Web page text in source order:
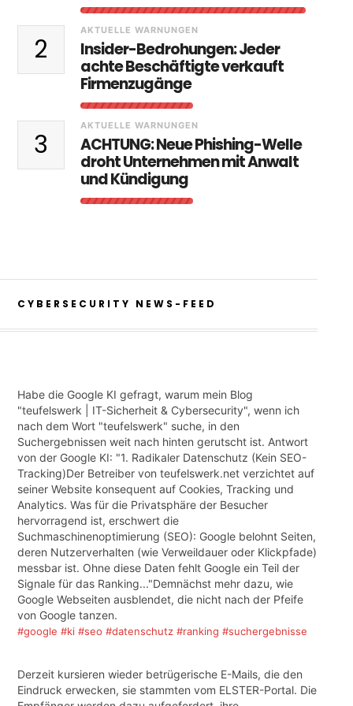
2
AKTUELLE WARNUNGEN
Insider-Bedrohungen: Jeder
achte Beschäftigte verkauft
Firmenzugänge
3
AKTUELLE WARNUNGEN
ACHTUNG: Neue Phishing-Welle
droht Unternehmen mit Anwalt
und Kündigung
CYBERSECURITY NEWS-FEED
Habe die Google KI gefragt, warum mein Blog
"teufelswerk | IT-Sicherheit & Cybersecurity", wenn ich
nach dem Wort "teufelswerk" suche, in den
Suchergebnissen weit nach hinten gerutscht ist. Antwort
von der Google KI: "1. Radikaler Datenschutz (Kein SEO-
Tracking)Der Betreiber von teufelswerk.net verzichtet auf
seiner Website konsequent auf Cookies, Tracking und
Analytics. Was für die Privatsphäre der Besucher
hervorragend ist, erschwert die
Suchmaschinenoptimierung (SEO): Google belohnt Seiten,
deren Nutzerverhalten (wie Verweildauer oder Klickpfade)
messbar ist. Ohne diese Daten fehlt Google ein Teil der
Signale für das Ranking..."Demnächst mehr dazu, wie
Google Webseiten ausblendet, die nicht nach der Pfeife
von Google tanzen.
#google #ki #seo #datenschutz #ranking #suchergebnisse
Derzeit kursieren wieder betrügerische E-Mails, die den
Eindruck erwecken, sie stammten vom ELSTER-Portal. Die